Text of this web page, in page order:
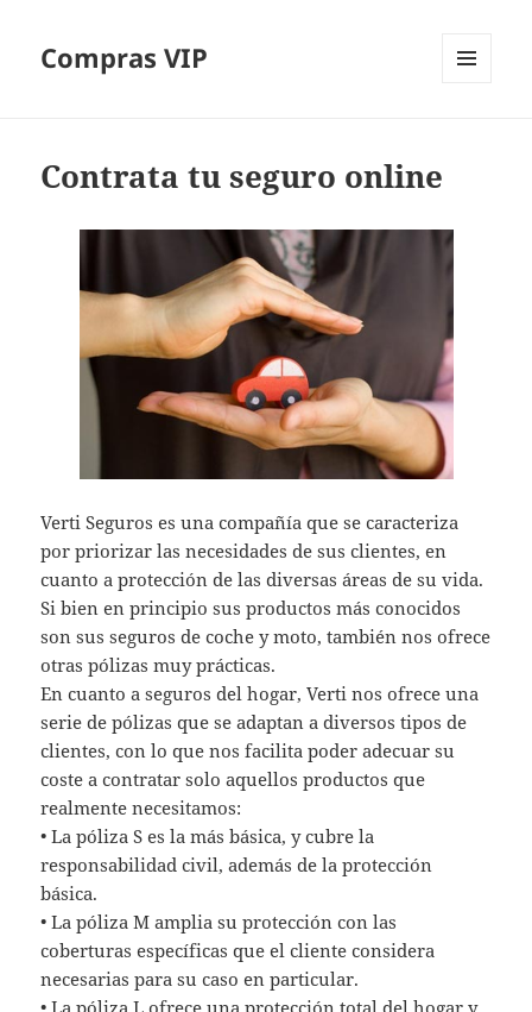
Compras VIP
Contrata tu seguro online
Verti Seguros es una compañía que se caracteriza
por priorizar las necesidades de sus clientes, en
cuanto a protección de las diversas áreas de su vida.
Si bien en principio sus productos más conocidos
son sus seguros de coche y moto, también nos ofrece
otras pólizas muy prácticas.
En cuanto a seguros del hogar, Verti nos ofrece una
serie de pólizas que se adaptan a diversos tipos de
clientes, con lo que nos facilita poder adecuar su
coste a contratar solo aquellos productos que
realmente necesitamos:
• La póliza S es la más básica, y cubre la
responsabilidad civil, además de la protección
básica.
• La póliza M amplia su protección con las
coberturas específicas que el cliente considera
necesarias para su caso en particular.